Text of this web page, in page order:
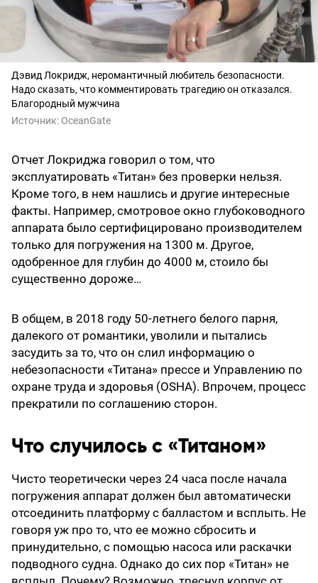
Дэвид Локридж, неромантичный любитель безопасности.
Надо сказать, что комментировать трагедию он отказался.
Благородный мужчина
Источник: OceanGate
Отчет Локриджа говорил о том, что
эксплуатировать «Титан» без проверки нельзя.
Кроме того, в нем нашлись и другие интересные
факты. Например, смотровое окно глубоководного
аппарата было сертифицировано производителем
только для погружения на 1300 м. Другое,
одобренное для глубин до 4000 м, стоило бы
существенно дороже…
В общем, в 2018 году 50-летнего белого парня,
далекого от романтики, уволили и пытались
засудить за то, что он слил информацию о
небезопасности «Титана» прессе и Управлению по
охране труда и здоровья (OSHA). Впрочем, процесс
прекратили по соглашению сторон.
Что случилось с «Титаном»
Чисто теоретически через 24 часа после начала
погружения аппарат должен был автоматически
отсоединить платформу с балластом и всплыть. Не
говоря уж про то, что ее можно сбросить и
принудительно, с помощью насоса или раскачки
подводного судна. Однако до сих пор «Титан» не